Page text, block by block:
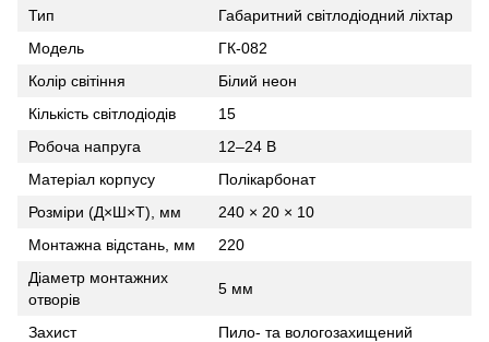
Тип
Габаритний світлодіодний ліхтар
Модель
ГК-082
Колір світіння
Білий неон
Кількість світлодіодів
15
Робоча напруга
12–24 В
Матеріал корпусу
Полікарбонат
Розміри (Д×Ш×Т), мм
240 × 20 × 10
Монтажна відстань, мм
220
Діаметр монтажних
отворів
5 мм
Захист Пило- та вологозахищений